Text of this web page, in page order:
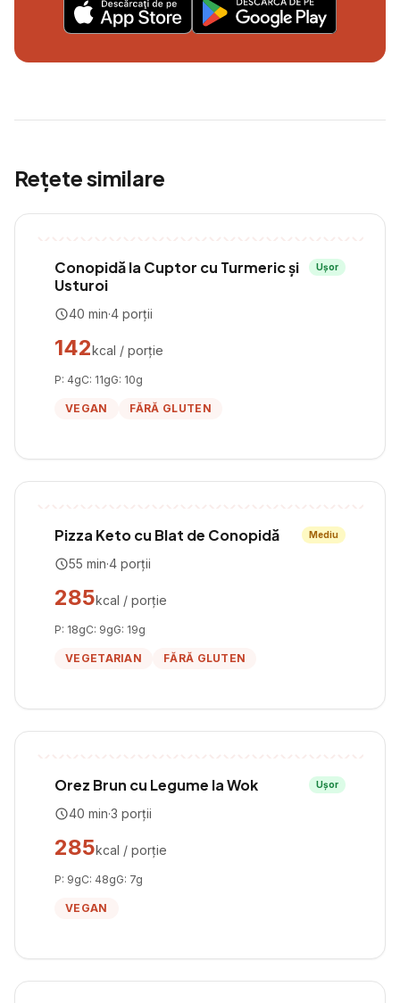
Rețete similare
Conopidă la Cuptor cu Turmeric și
Usturoi
Ușor
40 min·4 porții
142kcal / porție
P: 4gC: 11gG: 10g
VEGAN FĂRĂ GLUTEN
Pizza Keto cu Blat de Conopidă Mediu
55 min·4 porții
285kcal / porție
P: 18gC: 9gG: 19g
VEGETARIAN FĂRĂ GLUTEN
Orez Brun cu Legume la Wok Ușor
40 min·3 porții
285kcal / porție
P: 9gC: 48gG: 7g
VEGAN